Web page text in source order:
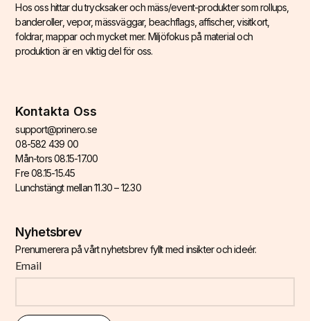
Hos oss hittar du trycksaker och mäss/event-produkter som rollups,
banderoller, vepor, mässväggar, beachflags, affischer, visitkort,
foldrar, mappar och mycket mer. Miljöfokus på material och
produktion är en viktig del för oss.
Kontakta Oss
support@prinero.se
08-582 439 00
Mån-tors 08.15-17.00
Fre 08.15-15.45
Lunchstängt mellan 11.30 – 12.30
Nyhetsbrev
Prenumerera på vårt nyhetsbrev fyllt med insikter och ideér.
Email